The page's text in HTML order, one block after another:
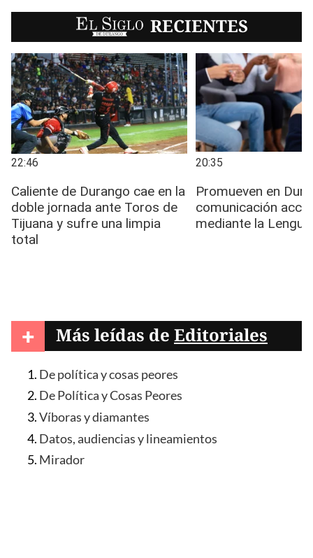
EL SIGLO RECIENTES
+ Más leídas de Editoriales
De política y cosas peores
De Política y Cosas Peores
Víboras y diamantes
Datos, audiencias y lineamientos
Mirador